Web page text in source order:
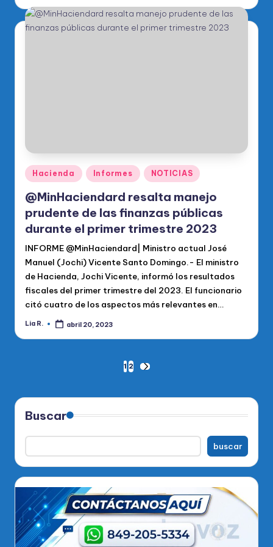
Publicado
en
Hacienda Informes NOTICIAS
@MinHaciendard resalta manejo
prudente de las finanzas públicas
durante el primer trimestre 2023
INFORME @MinHaciendard| Ministro actual José
Manuel (Jochi) Vicente Santo Domingo.- El ministro
de Hacienda, Jochi Vicente, informó los resultados
fiscales del primer trimestre del 2023. El funcionario
citó cuatro de los aspectos más relevantes en…
Publicado
Lia R. abril 20, 2023
de
entradas
1 2
SIGUIENTE
Buscar
buscar